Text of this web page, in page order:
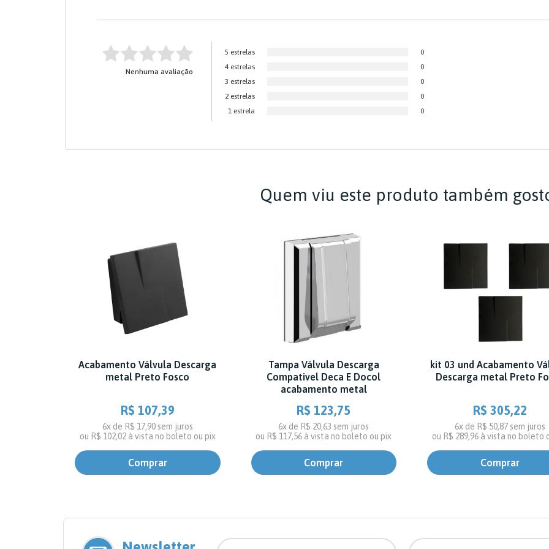
Nenhuma avaliação
5 estrelas
0
4 estrelas
0
3 estrelas
0
2 estrelas
0
1 estrela
0
Quem viu este produto também
Acabamento Válvula Descarga
metal Preto Fosco
R$ 107,39
6x de R$ 17,90 sem juros
ou R$ 102,02à vista no boleto ou pix
Tampa Válvula Descarga
Compativel Deca E Docol
acabamento metal
R$ 123,75
6x de R$ 20,63 sem juros
ou R$ 117,56 à vista no boleto ou pix
kit 03 und Acabamento
Descarga metal Preto
R$ 305,22
6x de R$ 50,87 sem juros
ou R$ 289,96à vista no boleto